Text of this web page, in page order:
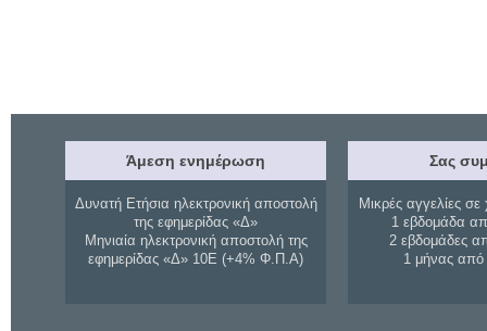
Άμεση ενημέρωση
Δυνατή Ετήσια ηλεκτρονική αποστολή
της εφημερίδας «Δ»
Μηνιαία ηλεκτρονική αποστολή της
εφημερίδας «Δ» 10Ε (+4% Φ.Π.Α)
Σας
Μικρές αγγελίες σε
1 εβδομάδα
2 εβδομάδες
1 μήνας